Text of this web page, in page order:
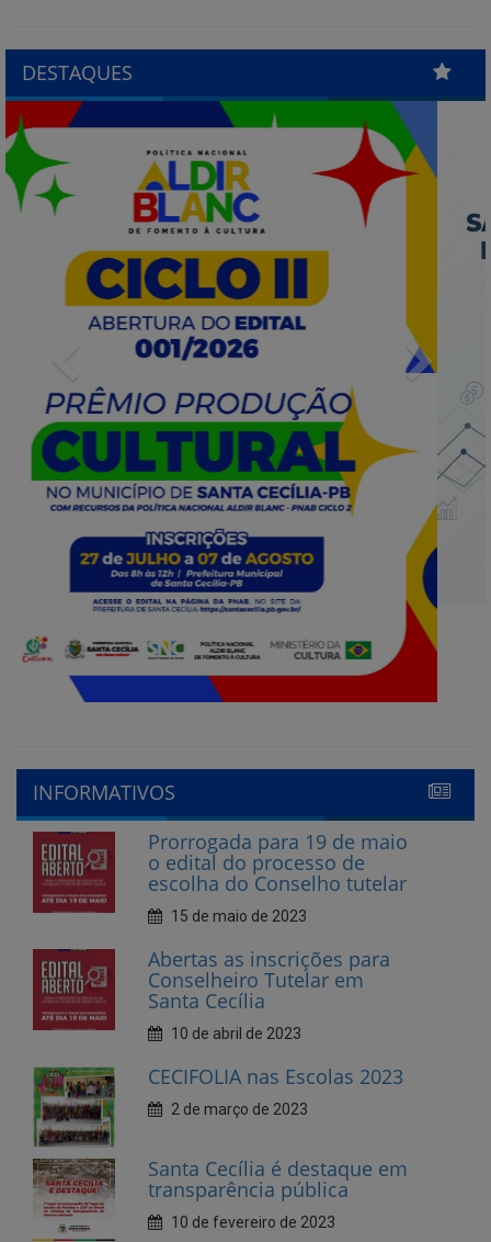
DESTAQUES
Previous
INFORMATIVOS
o edital do processo de
escolha do Conselho tutelar
15 de maio de 2023
Abertas as inscrições para
Conselheiro Tutelar em
Santa Cecília
CECIFOLIA nas Escolas 2023
2 de março de 2023
Santa Cecília é destaque em
transparência pública
Cecí Folia 2023
7 de fevereiro de 2023